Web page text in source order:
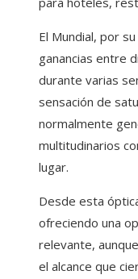
El Mundial, por
ganancias entre
durante varias
sensación de
normalmente
multitudinarios
lugar.
Desde esta
ofreciendo una
relevante,
el alcance que